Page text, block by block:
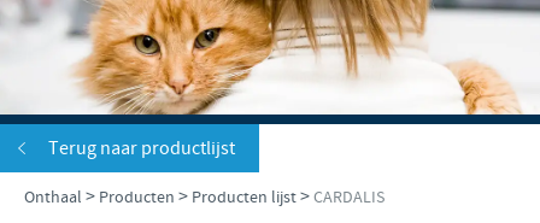
Bedrijfsoverzicht
Ceva in Belgë
Ceva in de wereld
Onze geschiedenis
PRODUCTEN
Producten lijst
Gezelschapsdieren
SERVICE
Terug naar productlijst
Onthaal > Producten > Producten lijst>CARDALIS